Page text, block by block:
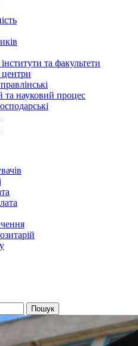
та факультети
центри
та науковий процес
Пошук